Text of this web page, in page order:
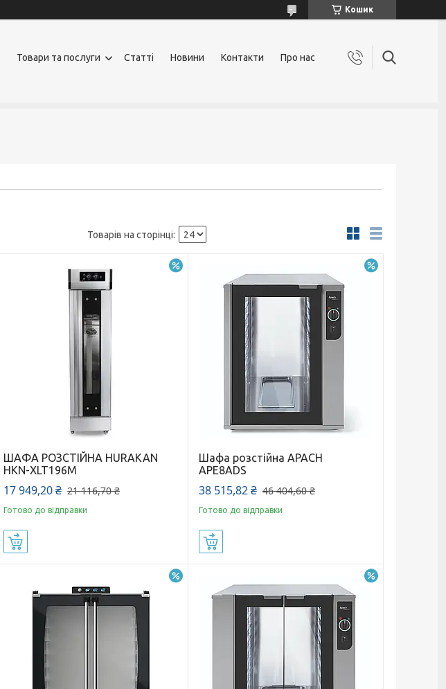
Кошик
Товари та послуги Статті Новини Контакти Про нас
ШАФА РОЗСТІЙНА HURAKAN
HKN-XLT196M
17 949,20 ₴ 21 116,70 ₴
Готово до відправки
Шафа розстійна APACH
APE8ADS
38 515,82 ₴ 46 404,60 ₴
Готово до відправки